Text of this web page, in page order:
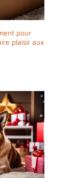
de Taille
du lit pour
aux
convient
aux foyers
appropriée
de
pour
plaisir aux